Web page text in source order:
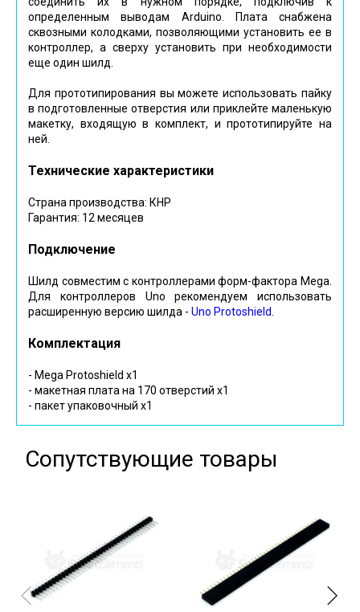
определенным выводам Arduino. Плата снабжена
сквозными колодками, позволяющими установить ее в
контроллер, а сверху установить при необходимости
еще один шилд.
Для прототипирования вы можете использовать пайку
в подготовленные отверстия или приклейте маленькую
макетку, входящую в комплект, и прототипируйте на
ней.
Технические характеристики
Страна производства: КНР
Гарантия: 12 месяцев
Подключение
Шилд совместим с контроллерами форм-фактора Mega.
Для контроллеров Uno рекомендуем использовать
расширенную версию шилда - Uno Protoshield.
Комплектация
- Mega Protoshield x1
- макетная плата на 170 отверстий х1
- пакет упаковочный х1
Сопутствующие товары